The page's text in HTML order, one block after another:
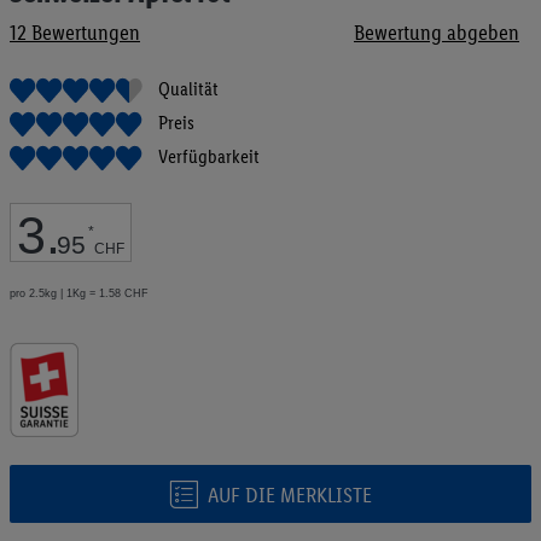
12 Bewertungen Bewertung abgeben
Qualität
Preis
Verfügbarkeit
3.95 *
CHF
pro 2.5kg | 1Kg = 1.58 CHF
AUF DIE MERKLISTE
springen